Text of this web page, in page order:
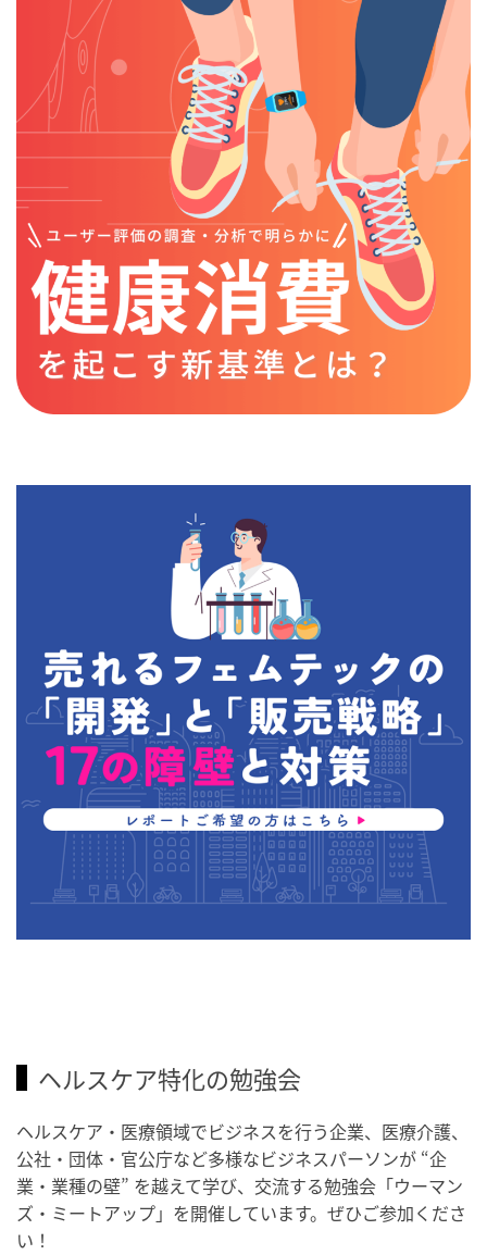
ヘルスケア特化の勉強会
ヘルスケア・医療領域でビジネスを行う企業、医療介護、
公社・団体・官公庁など多様なビジネスパーソンが “企
業・業種の壁” を越えて学び、交流する勉強会「ウーマン
ズ・ミートアップ」を開催しています。ぜひご参加くださ
い！